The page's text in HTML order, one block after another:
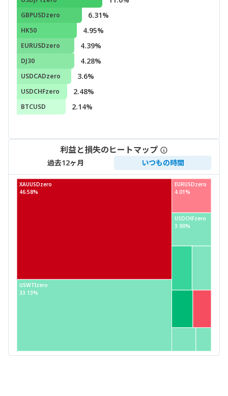
GBPUSDzero 6.31%
HK50 4.95%
EURUSDzero 4.39%
DJ30 4.28%
USDCADzero 3.6%
USDCHFzero 2.48%
BTCUSD 2.14%
利益と損失のヒートマップ
過去12ヶ月 いつもの時間
XAUUSDzero
USWTIzero
EURUSDzero
USDCHFzero
46.58%
33.13%
4.01%
3.90%